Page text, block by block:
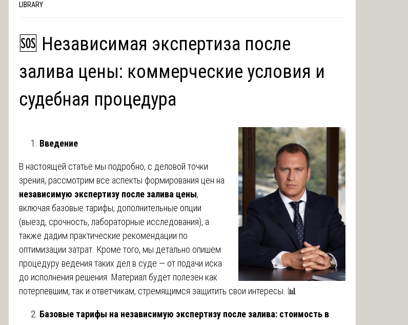
LIBRARY
🆘 Независимая экспертиза после
залива цены: коммерческие условия и
судебная процедура
Введение
В настоящей статье мы подробно, с деловой точки
зрения, рассмотрим все аспекты формирования цен на
независимую экспертизу после залива цены,
включая базовые тарифы, дополнительные опции
(выезд, срочность, лабораторные исследования), а
также дадим практические рекомендации по
оптимизации затрат. Кроме того, мы детально опишем
процедуру ведения таких дел в суде — от подачи иска
до исполнения решения. Материал будет полезен как
потерпевшим, так и ответчикам, стремящимся защитить свои интересы. 📊
Базовые тарифы на независимую экспертизу после залива: стоимость в